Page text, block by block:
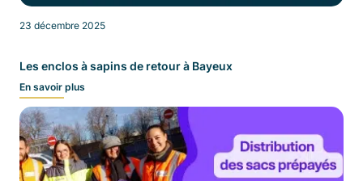
23 décembre 2025
Les enclos à sapins de retour à Bayeux
En savoir plus